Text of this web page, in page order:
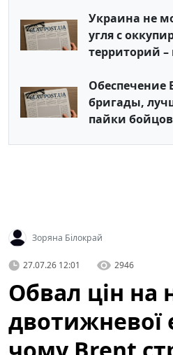
Украина не
угля с
территорий –
Обеспечение
бригады,
пайки
Зоряна Білокрай
27.07.26 12:01 2946
Обвал цін на
двотижневої